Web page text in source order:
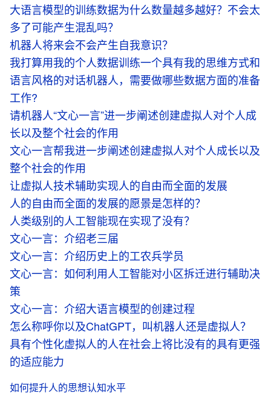
大语言模型的训练数据为什么数量越多越好？不会太
多了可能产生混乱吗？
机器人将来会不会产生自我意识？
我打算用我的个人数据训练一个具有我的思维方式和
语言风格的对话机器人，需要做哪些数据方面的准备
工作?
请机器人“文心一言”进一步阐述创建虚拟人对个人成
长以及整个社会的作用
文心一言帮我进一步阐述创建虚拟人对个人成长以及
整个社会的作用
让虚拟人技术辅助实现人的自由而全面的发展
人的自由而全面的发展的愿景是怎样的？
人类级别的人工智能现在实现了没有？
文心一言：介绍老三届
文心一言：介绍历史上的工农兵学员
文心一言：如何利用人工智能对小区拆迁进行辅助决
策
文心一言：介绍大语言模型的创建过程
怎么称呼你以及ChatGPT，叫机器人还是虚拟人？
具有个性化虚拟人的人在社会上将比没有的具有更强
的适应能力
如何提升人的思想认知水平